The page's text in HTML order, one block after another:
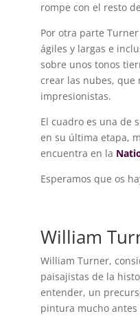
rompe con el resto
Por otra parte
ágiles y largas e
sobre unos tonos
crear las nubes, que
impresionistas.
El cuadro es una de
en su última etapa,
encuentra en la
Esperamos que os
William
William Turner,
paisajistas de la
entender, un
pintura mucho